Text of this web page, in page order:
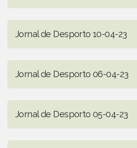
Jornal de Desporto 10-04-23
Jornal de Desporto 06-04-23
Jornal de Desporto 05-04-23